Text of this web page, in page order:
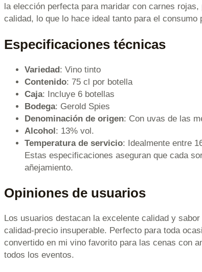
la elección perfecta para maridar con carnes
calidad, lo que lo hace ideal tanto para el consumo
Especificaciones técnicas
Variedad: Vino tinto
Contenido: 75 cl por botella
Caja: Incluye 6 botellas
Bodega: Gerold Spies
Denominación de origen: Con uvas de las
Alcohol: 13% vol.
Temperatura de servicio: Idealmente entre
Estas especificaciones aseguran que cada
añejamiento.
Opiniones de usuarios
Los usuarios destacan la excelente calidad y sabor
calidad-precio insuperable. Perfecto para toda
convertido en mi vino favorito para las cenas con
todos los eventos.